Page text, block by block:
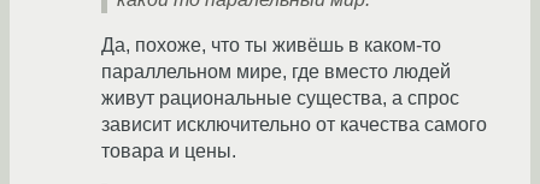
Да, похоже, что ты живёшь в каком-то
параллельном мире, где вместо людей
живут рациональные существа, а спрос
зависит исключительно от качества самого
товара и цены.